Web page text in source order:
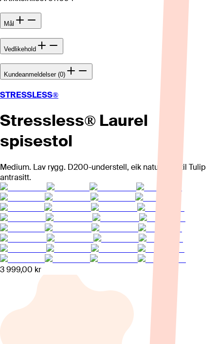
Mål
Vedlikehold
Kundeanmeldelser (0)
STRESSLESS®
Stressless® Laurel
spisestol
Medium. Lav rygg. D200-understell, eik natur. Tekstil Tulip
antrasitt.
3 999,00 kr